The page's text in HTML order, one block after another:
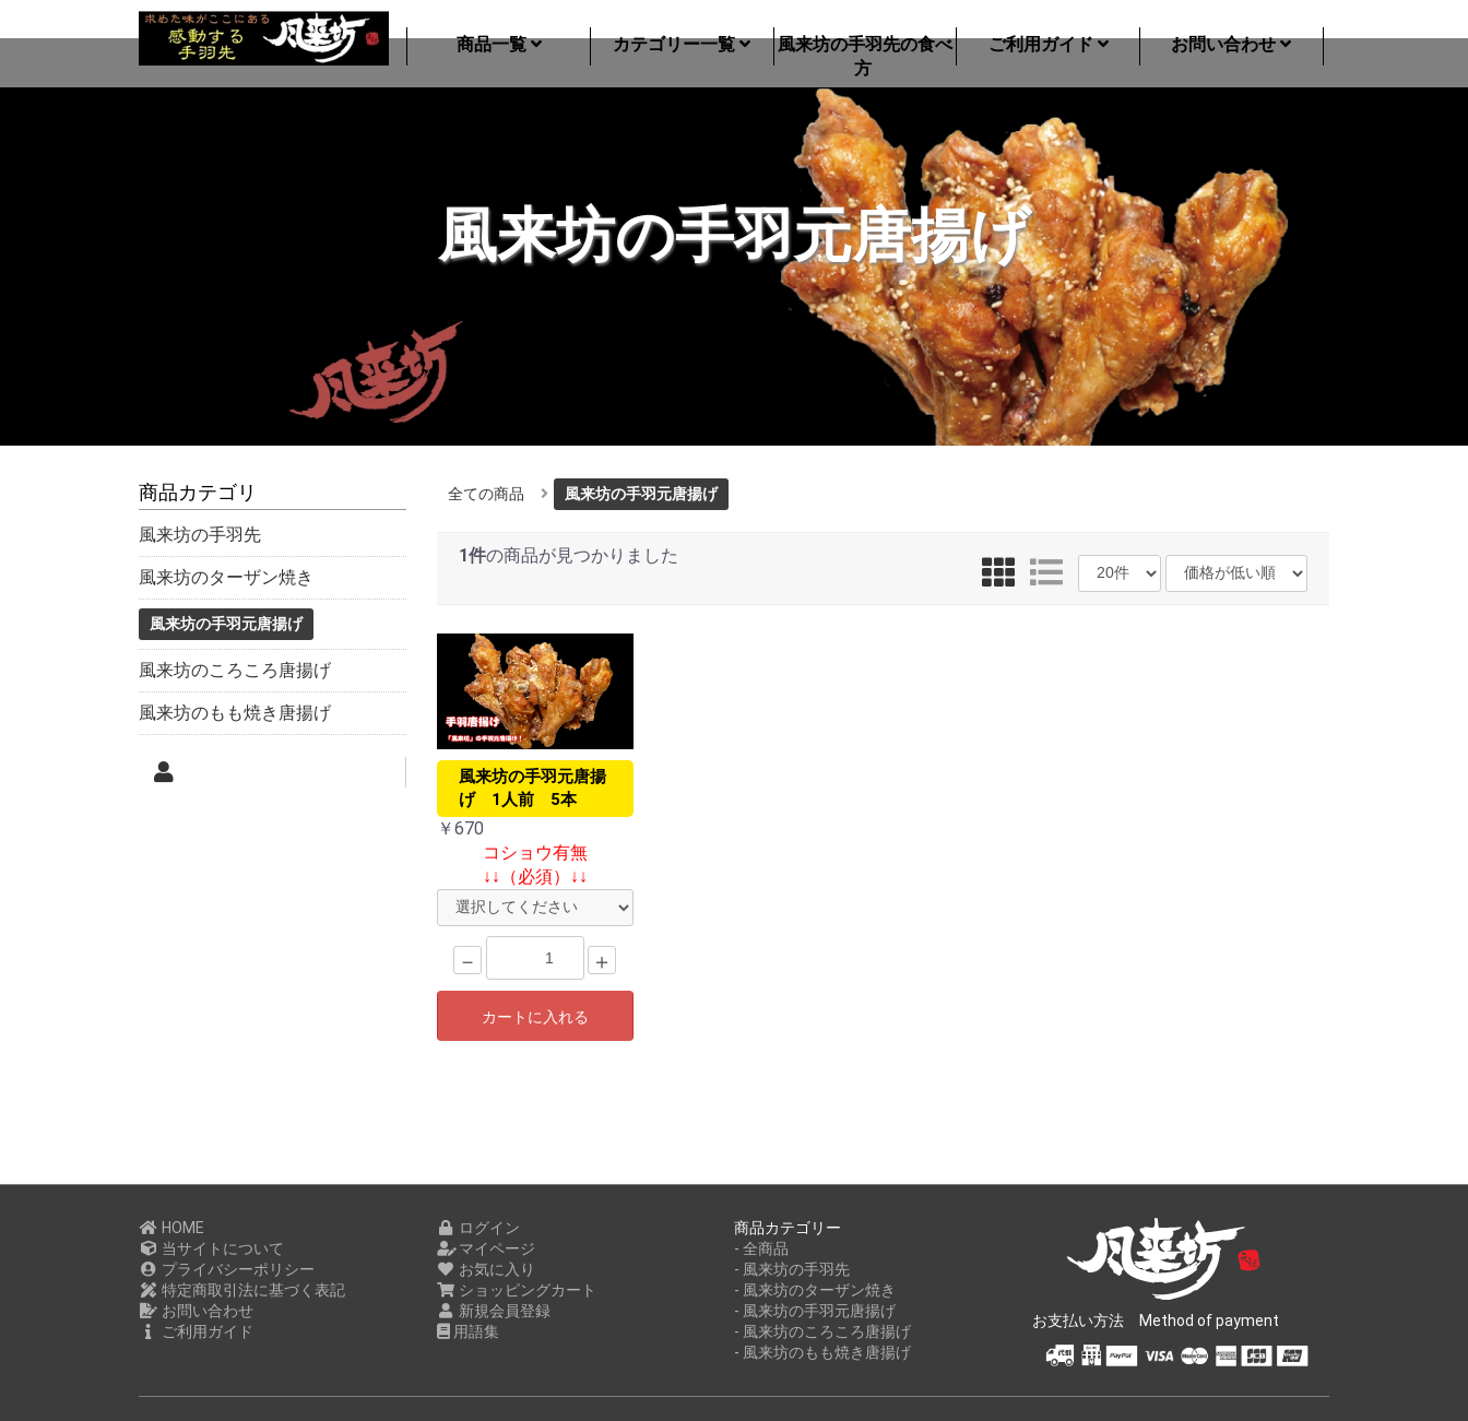
商品一覧 カテゴリー一覧
風来坊の手羽先の食べ
方
ご利用ガイド お問い合わせ
風来坊の手羽先 3人前セット 風来坊の手羽先 4人前セット
風来坊の手羽元唐揚げ
商品カテゴリ
風来坊の手羽先
風来坊のターザン焼き
風来坊の手羽元唐揚げ
風来坊のころころ唐揚げ
風来坊のもも焼き唐揚げ
全ての商品 風来坊の手羽元唐揚げ
1件の商品が見つかりました
風来坊の手羽元唐揚
げ 1人前 5本
￥670
コショウ有無
↓↓（必須）↓↓
－ ＋
カートに入れる
HOME
当サイトについて
プライバシーポリシー
特定商取引法に基づく表記
お問い合わせ
ご利用ガイド
ログイン
マイページ
お気に入り
ショッピングカート
新規会員登録
用語集
商品カテゴリー
- 全商品
- 風来坊の手羽先
- 風来坊のターザン焼き
- 風来坊の手羽元唐揚げ
- 風来坊のころころ唐揚げ
- 風来坊のもも焼き唐揚げ
お支払い方法 Method of payment